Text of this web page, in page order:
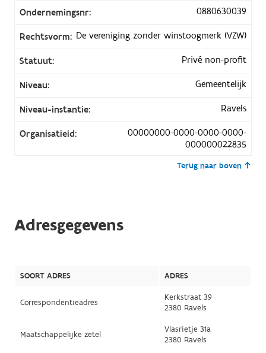
Ondernemingsnr: 0880630039
Rechtsvorm: De vereniging zonder winstoogmerk (VZW)
Statuut: Privé non-profit
Niveau: Gemeentelijk
Niveau-instantie: Ravels
Organisatieid:
00000000-0000-0000-0000-
000000022835
Terug naar boven
Adresgegevens
SOORT ADRES ADRES
Correspondentieadres
Kerkstraat 39
2380 Ravels
Maatschappelijke zetel
Vlasrietje 31a
2380 Ravels